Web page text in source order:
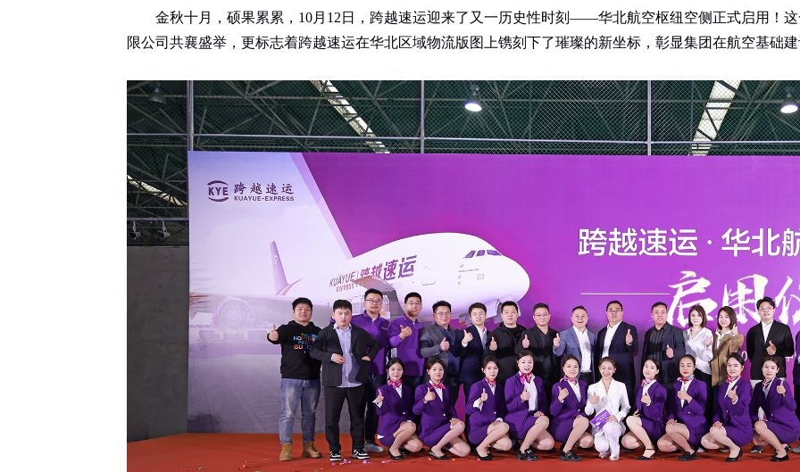
金秋十月，硕果累累，10月12日，跨越速运迎来了又一历史性时刻——华北航空枢纽空侧正式启用！
限公司共襄盛举，更标志着跨越速运在华北区域物流版图上镌刻下了璀璨的新坐标，彰显集团在航空基础